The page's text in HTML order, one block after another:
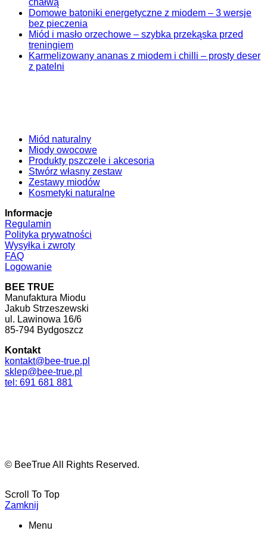
chałwą
Domowe batoniki energetyczne z miodem – 3 wersje
bez pieczenia
Miód i masło orzechowe – szybka przekąska przed
treningiem
Karmelizowany ananas z miodem i chilli – prosty deser
z patelni
Miód naturalny
Miody owocowe
Produkty pszczele i akcesoria
Stwórz własny zestaw
Zestawy miodów
Kosmetyki naturalne
Informacje
Regulamin
Polityka prywatności
Wysyłka i zwroty
FAQ
Logowanie
BEE TRUE
Manufaktura Miodu
Jakub Strzeszewski
ul. Lawinowa 16/6
85-794 Bydgoszcz
Kontakt
kontakt@bee-true.pl
sklep@bee-true.pl
tel: 691 681 881
© BeeTrue All Rights Reserved.
Scroll To Top
Zamknij
Menu